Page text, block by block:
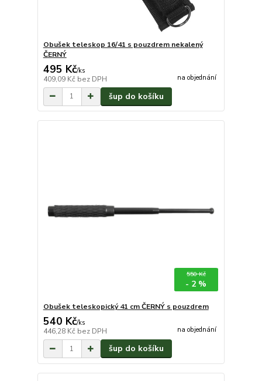
Obušek teleskop 16/41 s pouzdrem nekalený
ČERNÝ
495 Kč/ks
409,09 Kč bez DPH na objednání
šup do košíku
550 Kč
- 2 %
Obušek teleskopický 41 cm ČERNÝ s pouzdrem
540 Kč/ks
446,28 Kč bez DPH na objednání
šup do košíku